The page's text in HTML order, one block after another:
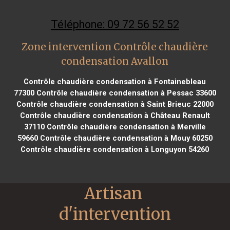
Téléphone: 09 72 56 52 52
Zone intervention Contrôle chaudière
condensation Avallon
Contrôle chaudière condensation à Fontainebleau
77300Contrôle chaudière condensation à Pessac 33600
Contrôle chaudière condensation à Saint Brieuc 22000
Contrôle chaudière condensation à Château Renault
37110Contrôle chaudière condensation à Merville
59660Contrôle chaudière condensation à Mouy 60250
Contrôle chaudière condensation à Longuyon 54260
Artisan
d'intervention